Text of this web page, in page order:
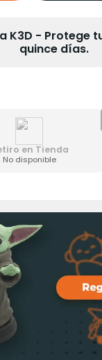
K3D - Protege
quince días.
en Tienda
No disponible